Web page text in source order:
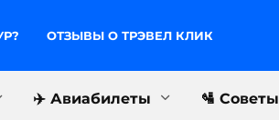
ОТЗЫВЫ О ТРЭВЕЛ КЛИК
✈️ Авиабилеты 🛂 Советы